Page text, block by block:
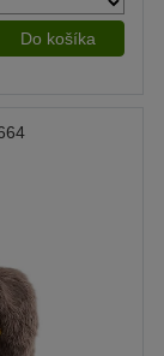
Do košíka